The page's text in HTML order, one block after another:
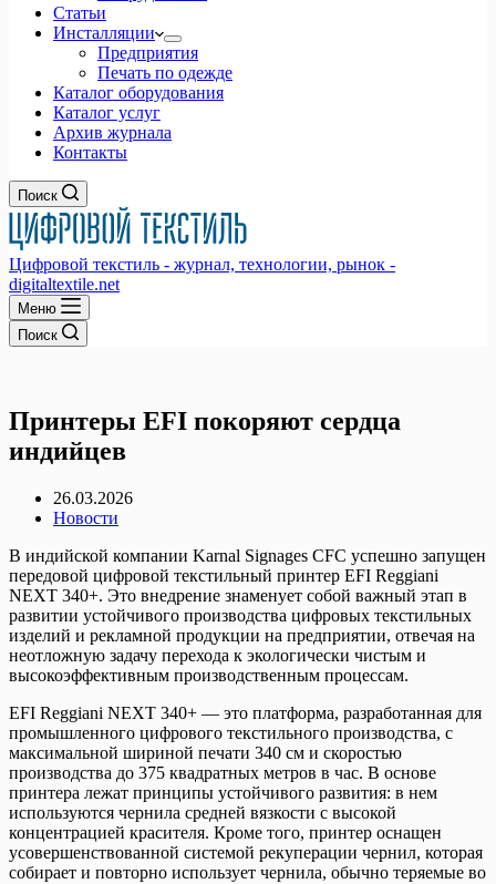
Статьи
Инсталляции
Предприятия
Печать по одежде
Каталог оборудования
Каталог услуг
Архив журнала
Контакты
Поиск
Цифровой текстиль - журнал, технологии, рынок -
digitaltextile.net
Меню
Поиск
Принтеры EFI покоряют сердца
индийцев
26.03.2026
Новости
В индийской компании Karnal Signages CFC успешно запущен
передовой цифровой текстильный принтер EFI Reggiani
NEXT 340+. Это внедрение знаменует собой важный этап в
развитии устойчивого производства цифровых текстильных
изделий и рекламной продукции на предприятии, отвечая на
неотложную задачу перехода к экологически чистым и
высокоэффективным производственным процессам.
EFI Reggiani NEXT 340+ — это платформа, разработанная для
промышленного цифрового текстильного производства, с
максимальной шириной печати 340 см и скоростью
производства до 375 квадратных метров в час. В основе
принтера лежат принципы устойчивого развития: в нем
используются чернила средней вязкости с высокой
концентрацией красителя. Кроме того, принтер оснащен
усовершенствованной системой рекуперации чернил, которая
собирает и повторно использует чернила, обычно теряемые во